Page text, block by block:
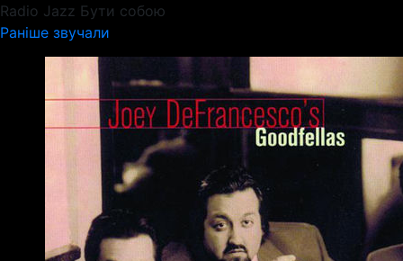
Radio Jazz Бути собою
Раніше звучали